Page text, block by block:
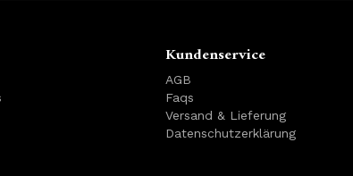
Kundenservice
AGB
Faqs
Versand & Lieferung
Datenschutzerklärung